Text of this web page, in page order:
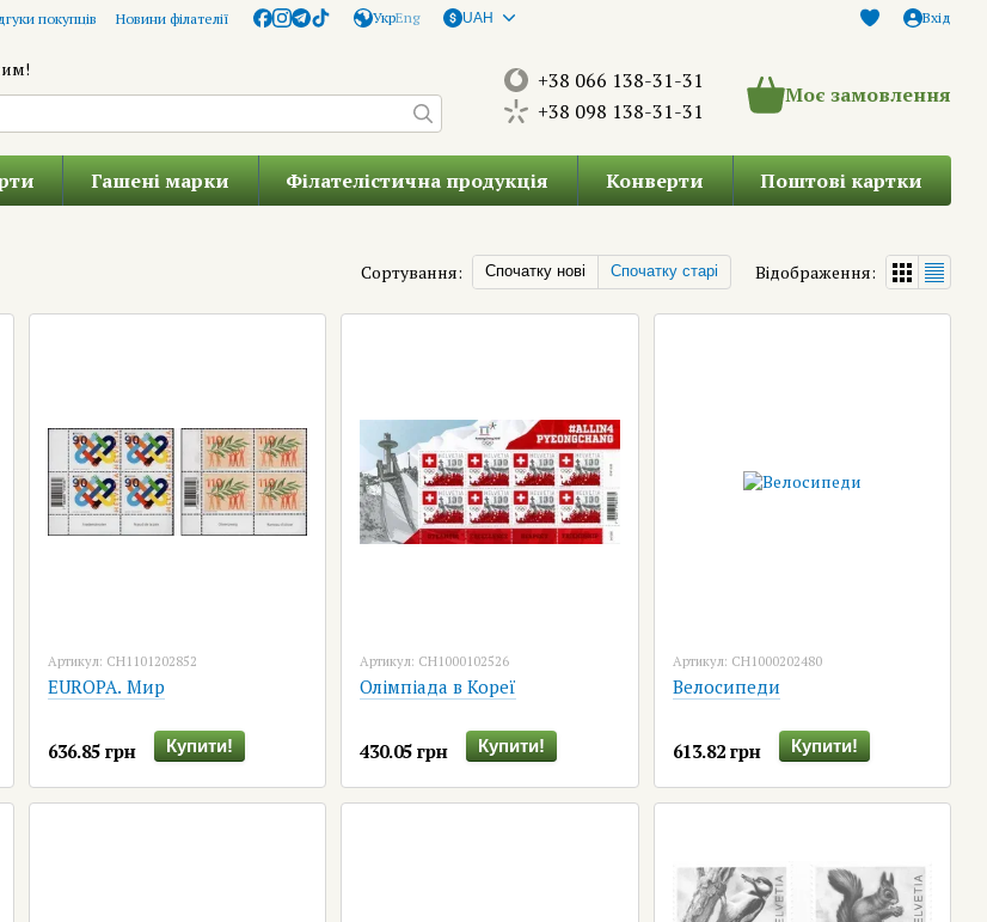
покупців Новини філателії УкрEng UAH Вхід
+38 066 138-31-31
+38 098 138-31-31
Моє замовлення
Гашені марки Філателістична продукція Конверти Поштові картки
Сортування: Спочатку нові Спочатку старі Відображення:
Артикул: CH1101202852
EUROPA. Мир
636.85 грн Купити!
Артикул: CH1000102526
Олімпіада в Кореї
430.05 грн Купити!
Артикул: CH1000202480
Велосипеди
613.82 грн Купити!